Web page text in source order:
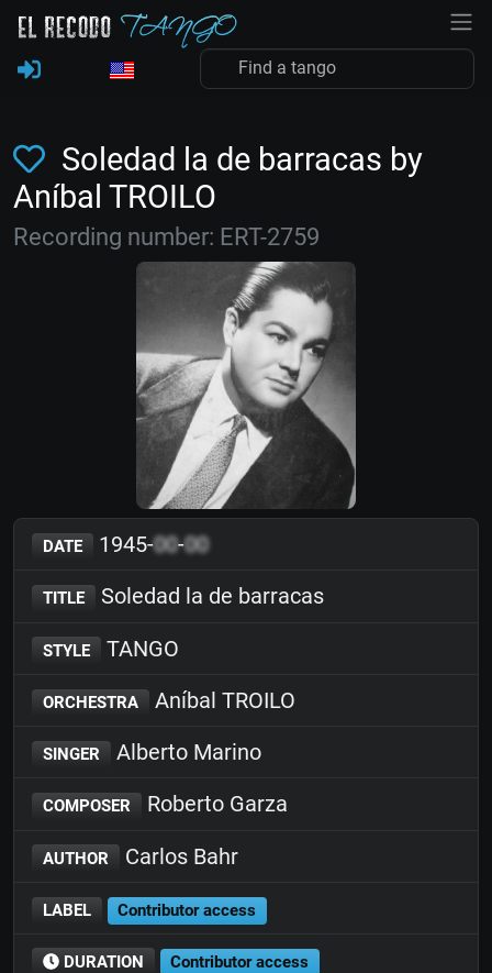
Soledad la de barracas by
Aníbal TROILO
Recording number: ERT-2759
DATE 1945-00-00
TITLE Soledad la de barracas
STYLE TANGO
ORCHESTRA Aníbal TROILO
SINGER Alberto Marino
COMPOSER Roberto Garza
AUTHOR Carlos Bahr
LABEL Contributor access
DURATION Contributor access